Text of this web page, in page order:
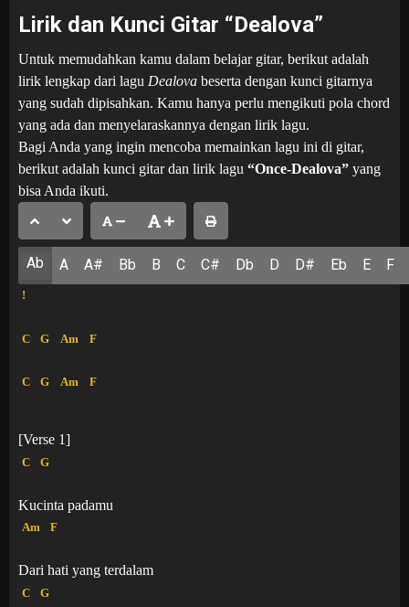
Lirik dan Kunci Gitar “Dealova”
Untuk memudahkan kamu dalam belajar gitar, berikut adalah
lirik lengkap dari lagu Dealova beserta dengan kunci gitarnya
yang sudah dipisahkan. Kamu hanya perlu mengikuti pola chord
yang ada dan menyelaraskannya dengan lirik lagu.
Bagi Anda yang ingin mencoba memainkan lagu ini di gitar,
berikut adalah kunci gitar dan lirik lagu “Once-Dealova” yang
bisa Anda ikuti.
Ab A A# Bb B C C# Db D D# Eb E F
!
C G Am F
C G Am F
[Verse 1]
C G
Kucinta padamu
Am F
Dari hati yang terdalam
C G